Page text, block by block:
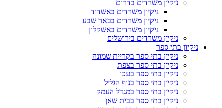
ניקיון משרדים בדרום
ניקיון משרדים באשדוד
ניקיון משרדים בבאר שבע
ניקיון משרדים באשקלון
ניקיון משרדים בירושלים
ניקיון בתי ספר
ניקיון בתי ספר בקריית שמונה
ניקיון בתי ספר בצפת
ניקיון בתי ספר בעכו
ניקיון בתי ספר בנוף הגליל
ניקיון בתי ספר במגדל העמק
ניקיון בתי ספר בבית שאן